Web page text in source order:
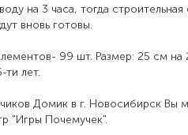
на 3 часа, тогда
вновь готовы.
99 шт. Размер: 25 см на
ти лет.
Домик в г. Новосибирск Вы
"Игры Почемучек".